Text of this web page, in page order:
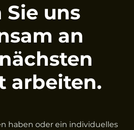
Sie uns
an
arbeiten.
haben oder ein individuelles